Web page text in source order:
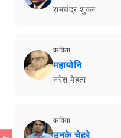
रामचंद्र शुक्ल
कविता
महायोनि
नरेश मेहता
कविता
उनके चेहरे